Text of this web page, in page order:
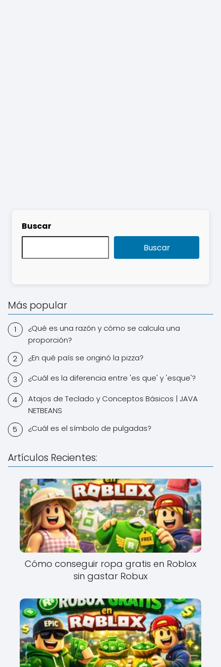
Buscar
Buscar
Más popular
¿Qué es una razón y cómo se calcula una
proporción?
¿En qué país se originó la pizza?
¿Cuál es la diferencia entre 'es que' y 'esque'?
Atajos de Teclado y Conceptos Básicos | JAVA
NETBEANS
¿Cuál es el símbolo de pulgadas?
Artículos Recientes:
Cómo conseguir ropa gratis en Roblox
sin gastar Robux